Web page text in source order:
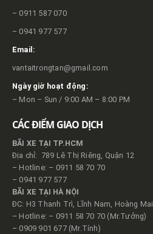
– 0911 587 070
– 0941 977 577
Email:
vantaitrongtan@gmail.com
Ngày giờ hoạt động:
– Mon – Sun / 9:00 AM – 8:00 PM
CÁC ĐIỂM GIAO DỊCH
BÃI XE TẠI TP.HCM
Địa chỉ: 789 Lê Thị Riêng, Quận 12
– Hotline: – 0911 58 70 70
– 0941 977 577
BÃI XE TẠI HÀ NỘI
ĐC: H3 Thanh Trì, Lĩnh Nam, Hoàng Mai
– Hotline: – 0911 58 70 70 (Mr.Tưởng)
– 0909 901 677 (Mr.Tính)